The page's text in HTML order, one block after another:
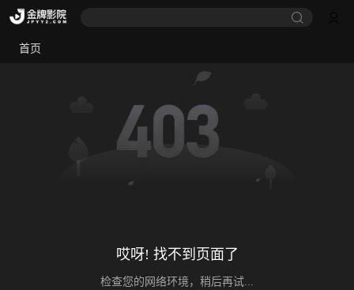
首页
哎呀! 找不到页面了
检查您的网络环境，稍后再试...